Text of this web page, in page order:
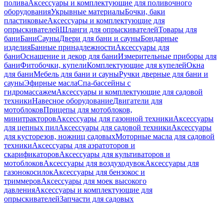
поливаАксессуары и комплектующие для поливочного
оборудованияУкрывные материалыБочки, баки
пластиковыеАксессуары и комплектующие для
опрыскивателейШланги для опрыскивателейТовары для
баниБаниСауныДвери для бани и сауныБондарные
изделияБанные принадлежностиАксессуары для
баниОснащение и декор для баниИзмерительные приборы для
баниФитобочки, купелиКомплектующие для купелейОкна
для баниМебель для бани и сауныРучки дверные для бани и
сауныЭфирные маслаСпа-бассейны с
гидромассажемАксессуары и комплектующие для садовой
техникиНавесное оборудованиеДвигатели для
мотоблоковПрицепы для мотоблоков,
минитракторовАксессуары для газонной техникиАксессуары
для цепных пилАксессуары для садовой техникиАксессуары
для кусторезов, ножниц садовыхМоторные масла для садовой
техникиАксессуары для аэратоторов и
скарификаторовАксессуары для культиваторов и
мотоблоковАксессуары для воздуходувокАксессуары для
газонокосилокАксессуары для бензокос и
триммеровАксессуары для моек высокого
давленияАксессуары и комплектующие для
опрыскивателейЗапчасти для садовых